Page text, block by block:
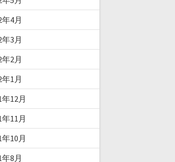
年4月
年3月
年2月
年1月
年12月
年11月
年10月
年8月